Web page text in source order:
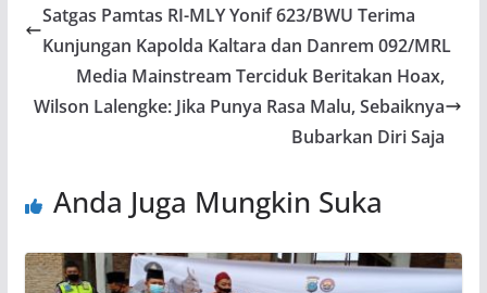
Satgas Pamtas RI-MLY Yonif 623/BWU Terima
Kunjungan Kapolda Kaltara dan Danrem 092/MRL
Media Mainstream Terciduk Beritakan Hoax,
Wilson Lalengke: Jika Punya Rasa Malu, Sebaiknya
Bubarkan Diri Saja
Anda Juga Mungkin Suka